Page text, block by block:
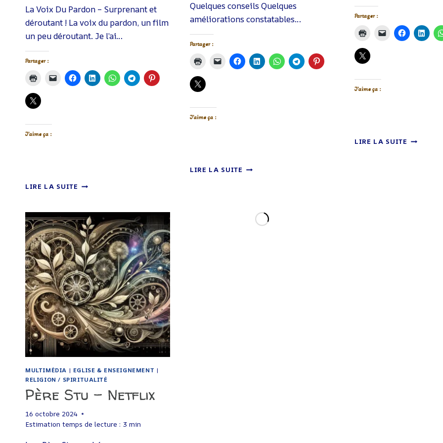
La Voix Du Pardon – Surprenant et
déroutant ! La voix du pardon, un film
un peu déroutant. Je l’ai…
Partager :
J’aime ça :
LIRE LA SUITE LA
PARDON
–
PRIME
Quelques conseils Quelques
améliorations constatables…
Partager :
J’aime ça :
LIRE LA SUITE KOMBUCHA
Partager :
J’aime ça :
LIRE LA SUITE
MULTIMÉDIA | EGLISE & ENSEIGNEMENT |
RELIGION / SPIRITUALITÉ
Père Stu – Netflix
16 octobre 2024
Estimation temps de lecture : 3 min